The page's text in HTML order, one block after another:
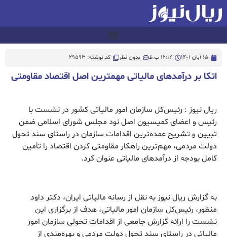
15 آبان 1401 12:14 ب.ظ بدون نظر کد نوشته: 29593
اتکا بر درآمدهای مالیاتی مهمترین اصل اقتصاد مقاومتی
ریال نیوز : رئیس‌کل سازمان امور مالیاتی کشور در نشست با
رئیس و اعضای کمیسیون اصل نود مجلس شورای اسلامی ضمن
تبیین و تشریح عمده‌ترین اقدامات سازمان در راستای سند تحول
دولت مردمی، مهم‌ترین راهکار مقاومتی کردن اقتصاد را تأمین
کامل بودجه از درآمدهای مالیاتی عنوان کرد.
به گزارش ریال نیوز به نقل از رسانه مالیاتی ایران، دکتر داود
منظور، رئیس‌کل سازمان امور مالیاتی، هدف از برگزاری این
نشست را ارائه گزارش جامعی از اقدامات تحولی سازمان امور
مالیاتی در راستای سند تحول دولت مردمی و بهره‌مندی از